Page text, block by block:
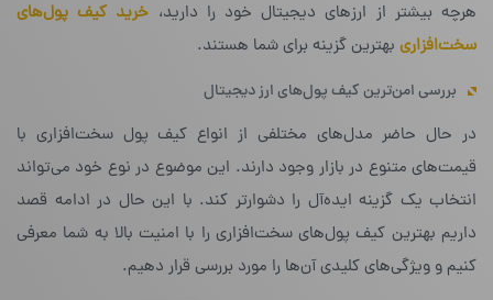
هرچه بیشتر از ارزهای دیجیتال خود را دارید، خرید کیف پول‌های
سخت‌افزاری بهترین گزینه برای شما هستند.
بررسی امن‌ترین کیف پول‌های ارز دیجیتال
در حال حاضر مدل‌های مختلفی از انواع کیف پول سخت‌افزاری با
قیمت‌های متنوع در بازار وجود دارند. این موضوع در نوع خود می‌تواند
انتخاب یک گزینه ایده‌آل را دشوارتر کند. با این حال در ادامه قصد
داریم بهترین کیف‌ پول‌های سخت‌افزاری را با امنیت بالا به شما معرفی
کنیم و ویژگی‌های کلیدی آن‌ها را مورد بررسی قرار دهیم.